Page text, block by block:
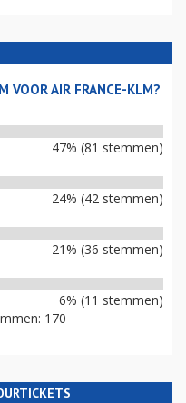
VOOR AIR FRANCE-KLM?
47% (81 stemmen)
24% (42 stemmen)
21% (36 stemmen)
6% (11 stemmen)
170